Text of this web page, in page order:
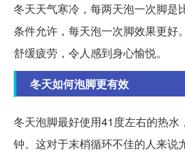
冬天天气寒冷，每两天泡一次脚是
条件允许，每天泡一次脚效果更好
舒缓疲劳，令人感到身心愉悦。
冬天如何泡脚更有效
冬天泡脚最好使用41度左右的热水
钟。这对于末梢循环不佳的人来说